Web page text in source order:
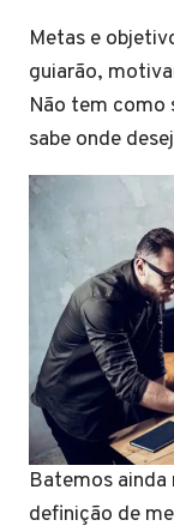
Metas e
guiarão,
Não tem como
sabe onde
Batemos
definição de